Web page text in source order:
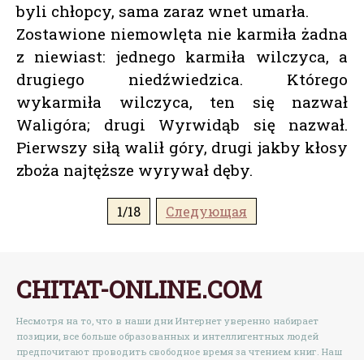
byli chłopcy, sama zaraz wnet umarła.
Zostawione niemowlęta nie karmiła żadna
z niewiast: jednego karmiła wilczyca, a
drugiego niedźwiedzica. Którego
wykarmiła wilczyca, ten się nazwał
Waligóra; drugi Wyrwidąb się nazwał.
Pierwszy siłą walił góry, drugi jakby kłosy
zboża najtęższe wyrywał dęby.
1/18 Следующая
CHITAT-ONLINE.COM
Несмотря на то, что в наши дни Интернет уверенно набирает
позиции, все больше образованных и интеллигентных людей
предпочитают проводить свободное время за чтением книг. Наш